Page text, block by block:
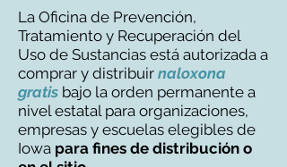
La Oficina de Prevención,
Tratamiento y Recuperación del
Uso de Sustancias está autorizada a
comprar y distribuir naloxona
gratis bajo la orden permanente a
nivel estatal para organizaciones,
empresas y escuelas elegibles de
Iowa para fines de distribución o